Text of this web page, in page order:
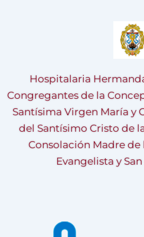
Hospitalaria
Congregantes de la
Santísima Virgen María y
del Santísimo Cristo de
Consolación Madre de
Evangelista y